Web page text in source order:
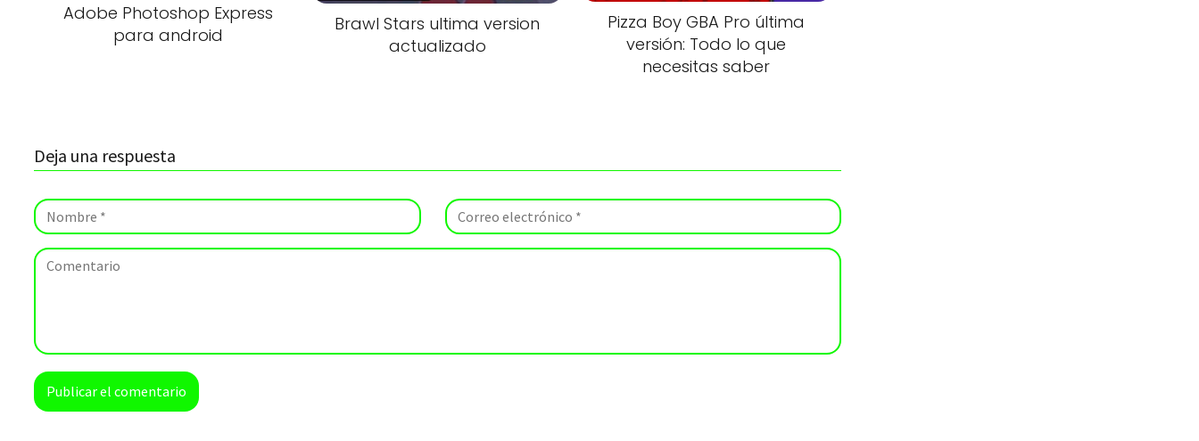
Adobe Photoshop Express
para android
Brawl Stars ultima version
actualizado
Pizza Boy GBA Pro última
versión: Todo lo que
necesitas saber
Deja una respuesta